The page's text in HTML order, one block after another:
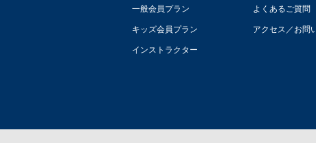
一般会員プラン
キッズ会員プラン
インストラクター
よくあるご質問
アクセス／お問